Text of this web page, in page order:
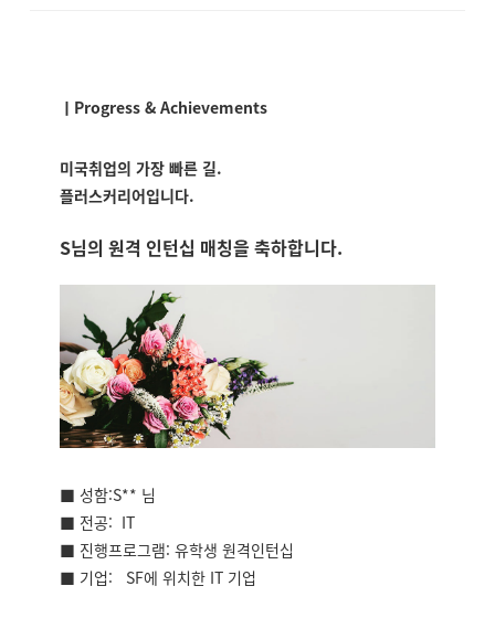
ㅣProgress & Achievements
미국취업의 가장 빠른 길.
플러스커리어입니다.
S님의 원격 인턴십 매칭을 축하합니다.
■ 성함:S** 님
■ 전공: IT
■ 진행프로그램: 유학생 원격인턴십
■ 기업:
SF에 위치한 IT 기업